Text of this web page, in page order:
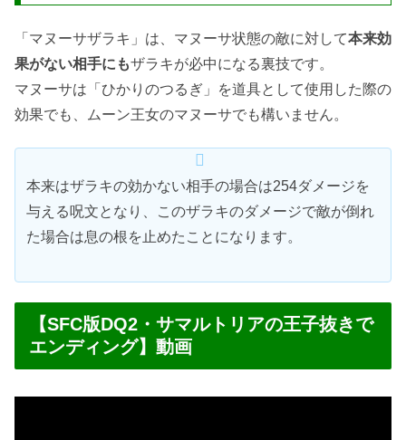
「マヌーサザラキ」は、マヌーサ状態の敵に対して本来効
果がない相手にもザラキが必中になる裏技です。
マヌーサは「ひかりのつるぎ」を道具として使用した際の
効果でも、ムーン王女のマヌーサでも構いません。
本来はザラキの効かない相手の場合は254ダメージを
与える呪文となり、このザラキのダメージで敵が倒れ
た場合は息の根を止めたことになります。
【SFC版DQ2・サマルトリアの王子抜きで
エンディング】動画